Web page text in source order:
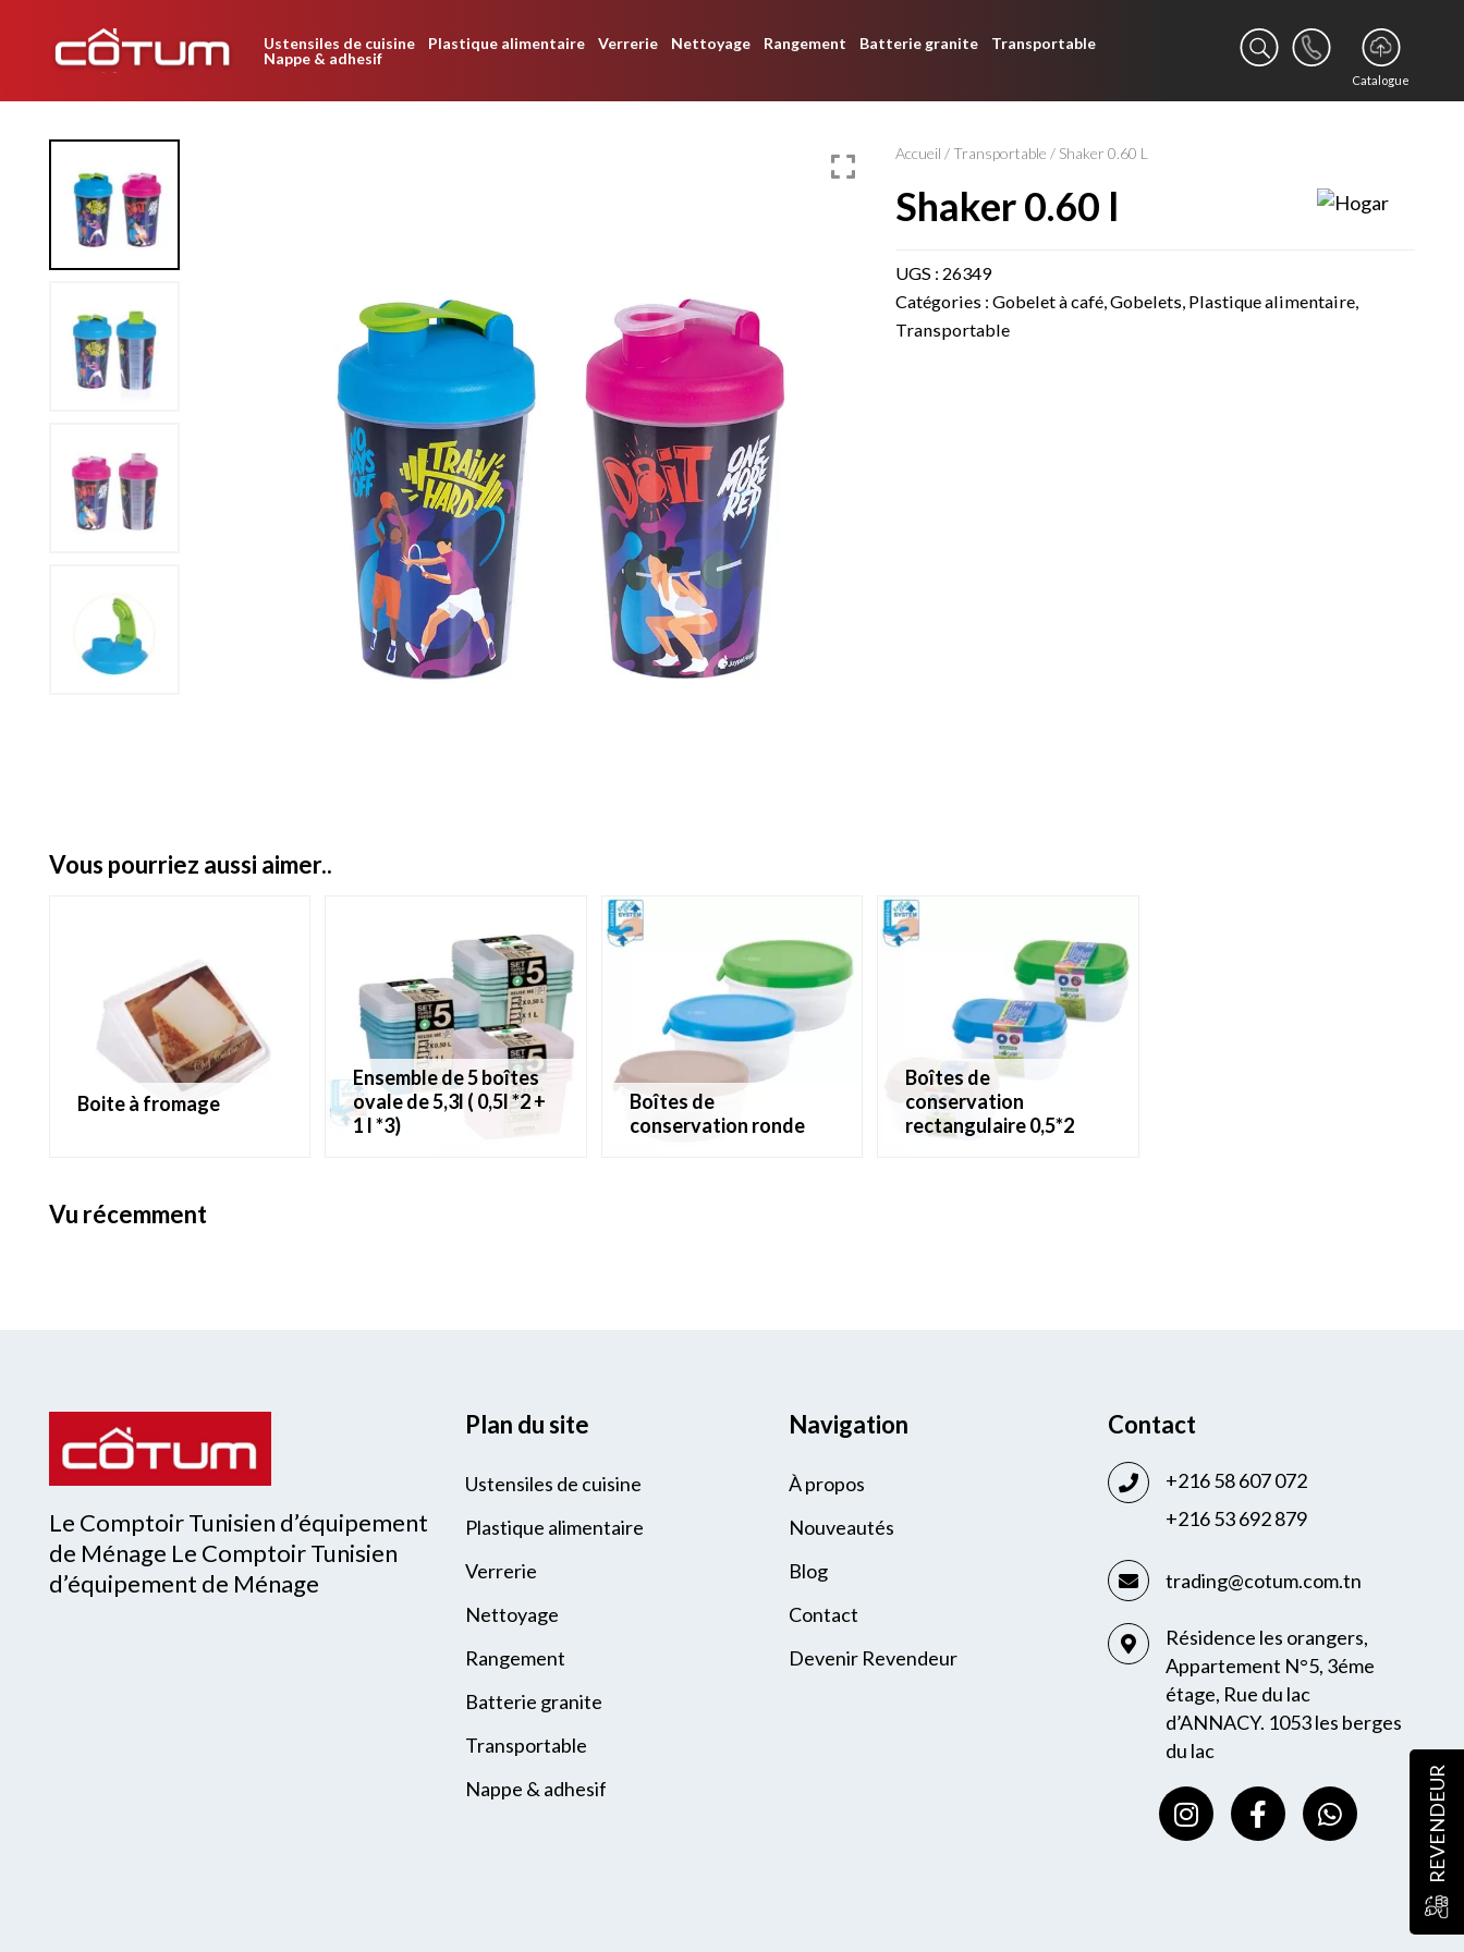
Ustensiles de cuisine Plastique alimentaire Verrerie Nettoyage Rangement Batterie granite
Transportable
Nappe & adhesif
Catalogue
Accueil /Transportable / Shaker 0.60 L
shaker 0.60 l
UGS : 26349
Catégories :Gobelet à café,Gobelets, Plastique alimentaire,
Transportable
vous pourriez aussi aimer..
boite à fromage
ensemble de 5 boîtes
ovale de 5,3l ( 0,5l *2 +
1 l *3)
boîtes de
conservation ronde
boîtes de
conservation
rectangulaire 0,5*2
vu récemment
Le Comptoir Tunisien d’équipement
de Ménage Le Comptoir Tunisien
d’équipement de Ménage
Plan du site
Ustensiles de cuisine
Plastique alimentaire
Verrerie
Nettoyage
Rangement
Batterie granite
Transportable
Nappe & adhesif
Navigation
À propos
Nouveautés
Blog
Contact
Devenir Revendeur
Contact
+216 58 607 072
+216 53 692 879
trading@cotum.com.tn
Résidence les orangers,
Appartement N°5, 3éme
étage, Rue du lac
d’ANNACY. 1053 les berges
du lac
I
n
F
a
W
h
REVENDEUR